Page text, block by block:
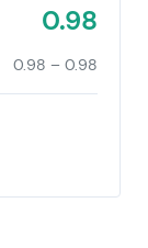
0.98
0.98 – 0.98